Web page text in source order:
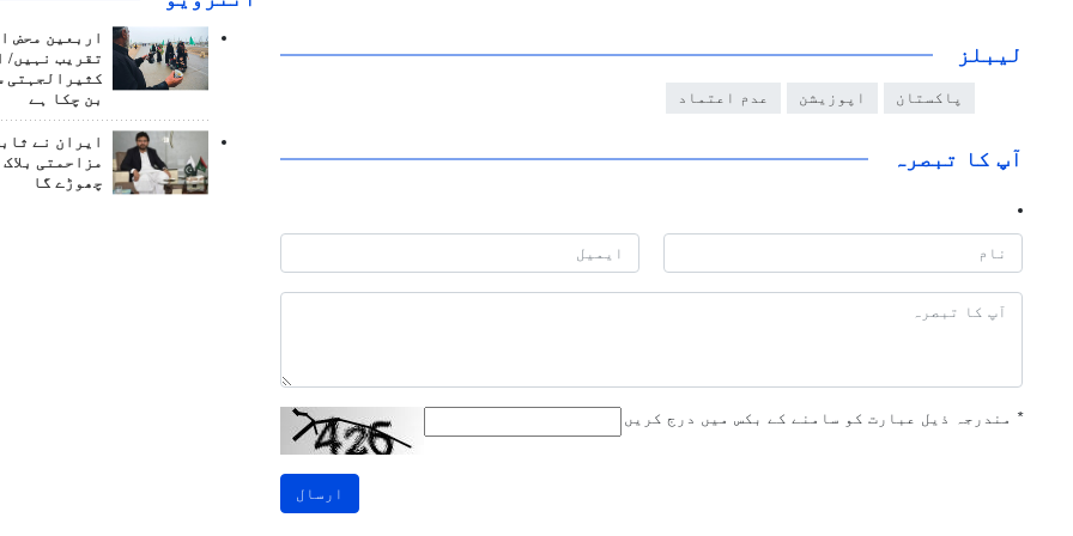
لیبلز
پاکستان اپوزیشن عدم اعتماد
آپ کا تبصرہ
* مندرجہ ذیل عبارت کو سامنے کے بکس میں درج کریں
ارسال
اربعین محض
تقریب نہیں/
کثیرالجہتی
بن چکا ہے
ایران نے
مزاحمتی
چھوڑے گا